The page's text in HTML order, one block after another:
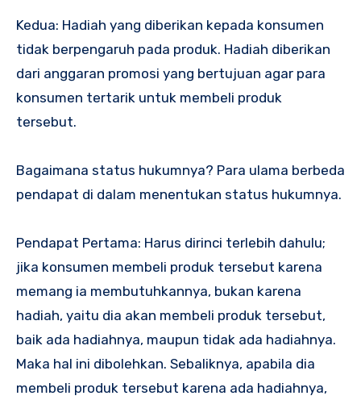
Kedua: Hadiah yang diberikan kepada konsumen
tidak berpengaruh pada produk. Hadiah diberikan
dari anggaran promosi yang bertujuan agar para
konsumen tertarik untuk membeli produk
tersebut.
Bagaimana status hukumnya? Para ulama berbeda
pendapat di dalam menentukan status hukumnya.
Pendapat Pertama: Harus dirinci terlebih dahulu;
jika konsumen membeli produk tersebut karena
memang ia membutuhkannya, bukan karena
hadiah, yaitu dia akan membeli produk tersebut,
baik ada hadiahnya, maupun tidak ada hadiahnya.
Maka hal ini dibolehkan. Sebaliknya, apabila dia
membeli produk tersebut karena ada hadiahnya,